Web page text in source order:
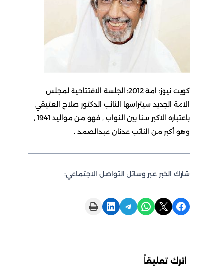
كويت نيوز: امة 2012: الجلسة الافتتاحية لمجلس
الامة الجديد سيتراسها النائب الدكتور صلاح العتيقي
باعتباره الاكبر سنا بين النواب , فهو من مواليد 1941 ,
وهو أكبر من النائب عدنان عبدالصمد .
شارك الخبر عبر وسائل التواصل الاجتماعي:
Share on Facebook
Share on X
Share on WhatsApp
Share on Telegram
Share on LinkedIn
Print this Page
اترك تعليقاً